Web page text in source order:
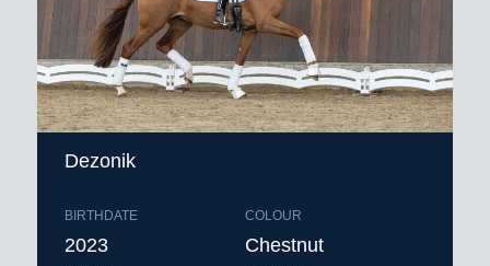
Dezonik
BIRTHDATE
2023
COLOUR
Chestnut